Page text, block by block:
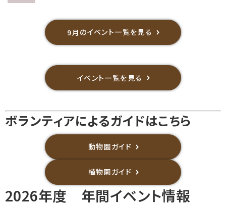
9月 のイベント一覧を見る
イベント一覧を見る
ボランティアによるガイドはこちら
動物園ガイド
植物園ガイド
2026年度 年間イベント情報